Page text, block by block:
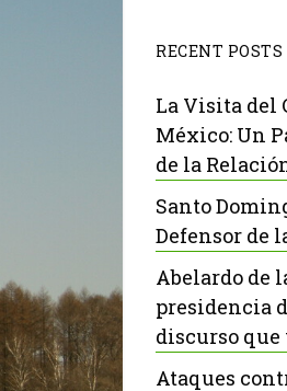
RECENT POSTS
La Visita del
México: Un
de la
Santo
Defensor de
Abelardo de
presidencia
discurso
Ataques